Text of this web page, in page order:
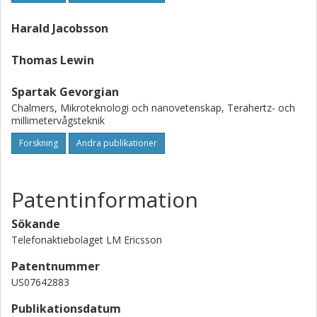
Harald Jacobsson
Thomas Lewin
Spartak Gevorgian
Chalmers, Mikroteknologi och nanovetenskap, Terahertz- och
millimetervågsteknik
Forskning Andra publikationer
Patentinformation
Sökande
Telefonaktiebolaget LM Ericsson
Patentnummer
US07642883
Publikationsdatum